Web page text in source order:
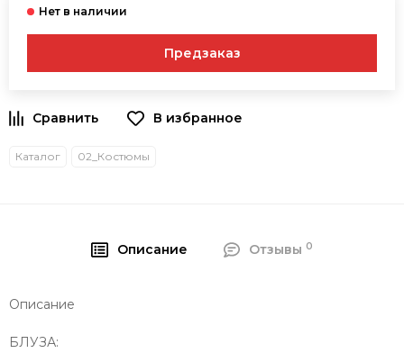
Предзаказ
В избранное
Каталог 02_Костюмы
Описание Отзывы 0
Описание
БЛУЗА: